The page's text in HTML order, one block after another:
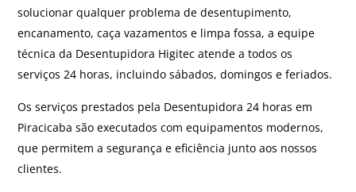
solucionar qualquer problema de desentupimento,
encanamento, caça vazamentos e limpa fossa, a equipe
técnica da Desentupidora Higitec atende a todos os
serviços 24 horas, incluindo sábados, domingos e feriados.
Os serviços prestados pela Desentupidora 24 horas em
Piracicaba são executados com equipamentos modernos,
que permitem a segurança e eficiência junto aos nossos
clientes.